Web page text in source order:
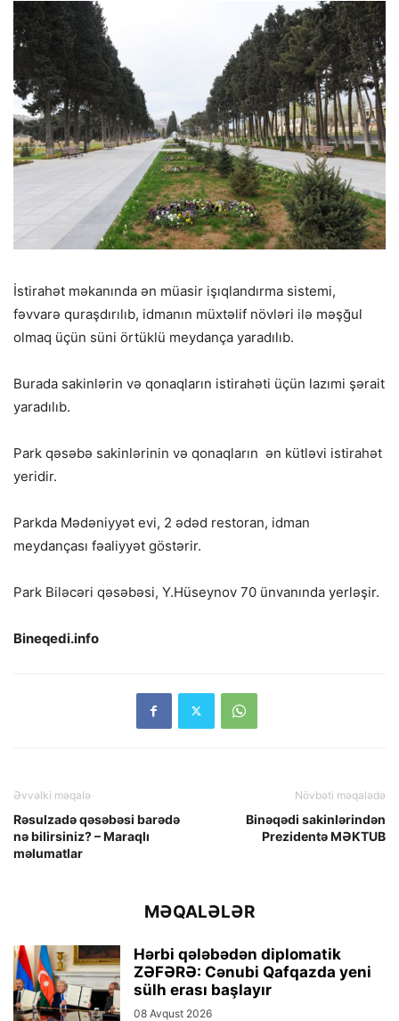
İstirahət məkanında ən müasir işıqlandırma sistemi,
fəvvarə quraşdırılıb, idmanın müxtəlif növləri ilə məşğul
olmaq üçün süni örtüklü meydança yaradılıb.
Burada sakinlərin və qonaqların istirahəti üçün lazımi şərait
yaradılıb.
Park qəsəbə sakinlərinin və qonaqların ən kütləvi istirahət
yeridir.
Parkda Mədəniyyət evi, 2 ədəd restoran, idman
meydançası fəaliyyət göstərir.
Park Biləcəri qəsəbəsi, Y.Hüseynov 70 ünvanında yerləşir.
Bineqedi.info
Əvvəlki məqalə
Rəsulzadə qəsəbəsi barədə
nə bilirsiniz? – Maraqlı
məlumatlar
Növbəti məqalədə
Binəqədi sakinlərindən
Prezidentə MƏKTUB
MƏQALƏLƏR
Hərbi qələbədən diplomatik
ZƏFƏRƏ: Cənubi Qafqazda yeni
sülh erası başlayır
08 Avqust 2026